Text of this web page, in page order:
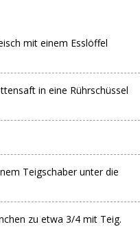
mit einem Esslöffel
in eine Rührschüssel
Teigschaber unter die
zu etwa 3/4 mit Teig.